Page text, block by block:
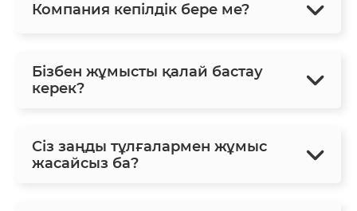
Компания кепілдік бере ме?
Бізбен жұмысты қалай бастау
керек?
Сіз заңды тұлғалармен жұмыс
жасайсыз ба?